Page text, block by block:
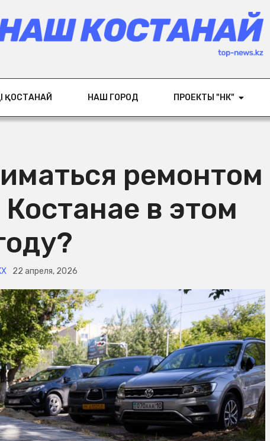
ҚОСТАНАЙ НАШ ГОРОД ПРОЕКТЫ "НК"
ремонтом
в этом
22 апреля, 2026